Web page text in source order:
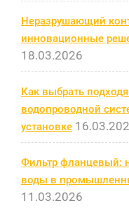
Неразрушающий
инновационные
18.03.2026
Как выбрать
водопроводной
установке
Фильтр фланцевый:
воды в
11.03.2026